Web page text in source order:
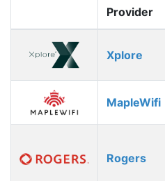
Provider
Xplore
MapleWifi
Rogers